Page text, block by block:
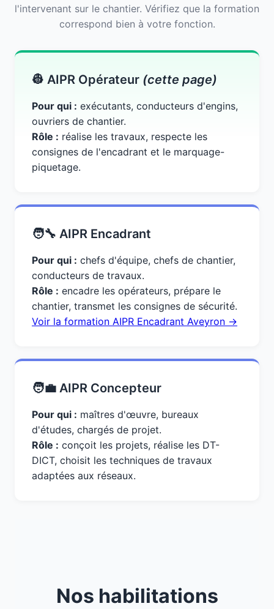
l'intervenant sur le chantier. Vérifiez que la formation
correspond bien à votre fonction.
👷 AIPR Opérateur (cette page)
Pour qui : exécutants, conducteurs d'engins,
ouvriers de chantier.
Rôle : réalise les travaux, respecte les
consignes de l'encadrant et le marquage-
piquetage.
🧑‍🔧 AIPR Encadrant
Pour qui : chefs d'équipe, chefs de chantier,
conducteurs de travaux.
Rôle : encadre les opérateurs, prépare le
chantier, transmet les consignes de sécurité.
Voir la formation AIPR Encadrant Aveyron →
🧑‍💼 AIPR Concepteur
Pour qui : maîtres d'œuvre, bureaux
d'études, chargés de projet.
Rôle : conçoit les projets, réalise les DT-
DICT, choisit les techniques de travaux
adaptées aux réseaux.
Nos habilitations